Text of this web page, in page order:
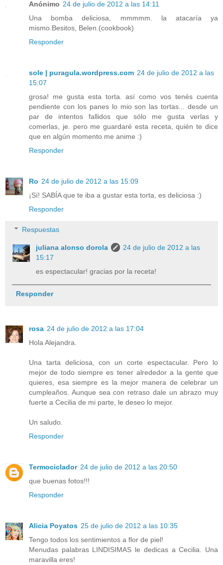
Anónimo 24 de julio de 2012 a las 14:11
Una bomba deliciosa, mmmmm. la atacaría ya
mismo.Besitos, Belen.(cookbook)
Responder
sole | puragula.wordpress.com 24 de julio de 2012 a las
15:07
grosa! me gusta esta torta. así como vos tenés cuenta
pendiente con los panes lo mio son las tortas... desde un
par de intentos fallidos que sólo me gusta verlas y
comerlas, je. pero me guardaré esta receta, quién te dice
que en algún momento me anime :)
Responder
Ro 24 de julio de 2012 a las 15:09
¡Sí! SABÍA que te iba a gustar esta torta, es deliciosa :)
Responder
Respuestas
juliana alonso dorola
24 de julio de 2012 a las
15:17
es espectacular! gracias por la receta!
Responder
rosa 24 de julio de 2012 a las 17:04
Hola Alejandra.
Una tarta deliciosa, con un corte espectacular. Pero lo
mejor de todo siempre es tener alrededor a la gente que
quieres, esa siempre es la mejor manera de celebrar un
cumpleaños. Aunque sea con retraso dale un abrazo muy
fuerte a Cecilia de mi parte, le deseo lo mejor.
Un saludo.
Responder
Termociclador 24 de julio de 2012 a las 20:50
que buenas fotos!!!
Responder
Alicia Poyatos 25 de julio de 2012 a las 10:35
Tengo todos los sentimientos a flor de piel!
Menudas palabras LINDISIMAS le dedicas a Cecilia. Una
maravilla eres!